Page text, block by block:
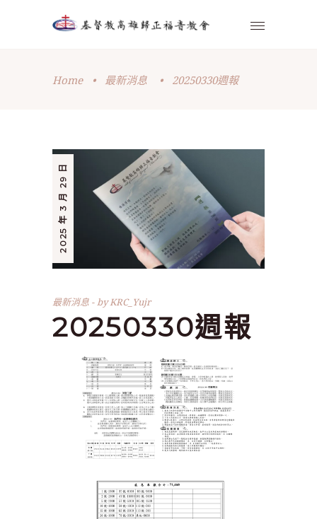
Home • 最新消息 • 20250330週報
2025 年 3 月 29 日
最新消息 byKRC_Yujr
20250330週報